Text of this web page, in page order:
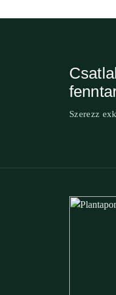
Szerezz